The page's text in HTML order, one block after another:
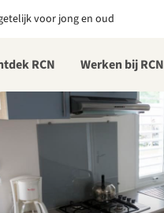
voor jong en oud
RCN Werken bij RCN